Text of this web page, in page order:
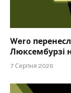
Wero
Люксембурзі
7 Серпня 2026